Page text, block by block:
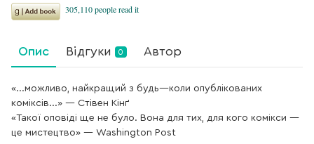
Опис Відгуки 0 Автор
«...можливо, найкращий з будь—коли опублікованих
коміксів...» — Стівен Кінґ
«Такої оповіді ще не було. Вона для тих, для кого комікси —
це мистецтво» — Washington Post